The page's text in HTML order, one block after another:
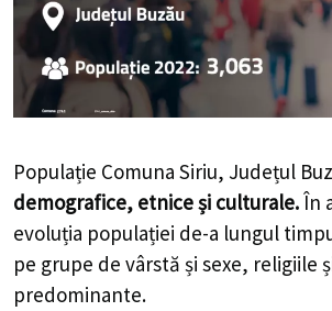
Populație Comuna Siriu, Județul
demografice, etnice și culturale.În
evoluția populației de-a lungul
pe grupe de vârstă și sexe, religiile
predominante.